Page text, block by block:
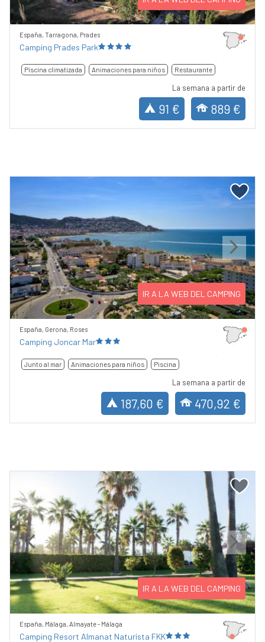
España, Tarragona, Prades
Camping Prades Park
Piscina climatizada Animaciones para niños Restaurante
La semana a partir de
91 € 889 €
Previous Next
IR A LA WEB DEL CAMPING
España, Gerona, Roses
Camping Joncar Mar
Junto al mar Animaciones para niños Piscina
La semana a partir de
187,60 € 470,92 €
Previous Next
IR A LA WEB DEL CAMPING
España, Málaga, Almayate - Málaga
Camping Resort Almanat Naturista FKK